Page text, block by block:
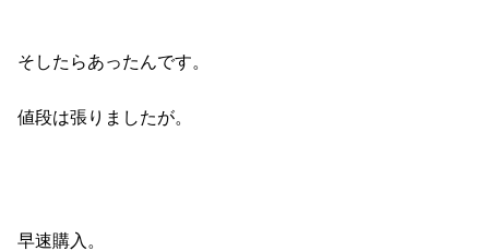
そしたらあったんです。
値段は張りましたが。
早速購入。